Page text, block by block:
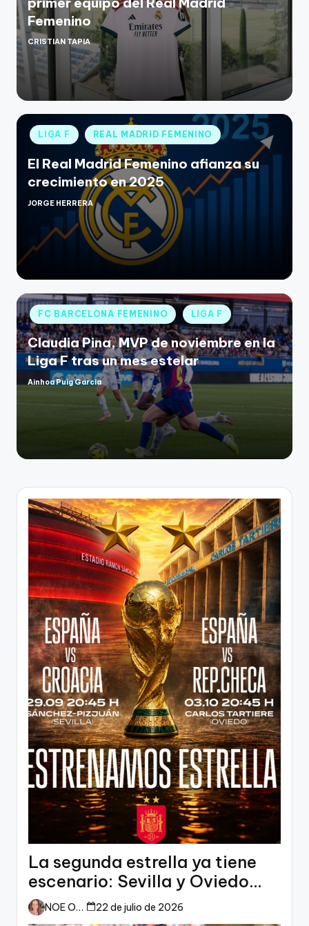
Femenino
CRISTIAN TAPIA
LIGA F REAL MADRID FEMENINO
El Real Madrid Femenino afianza su
crecimiento en 2025
JORGE HERRERA
FC BARCELONA FEMENINO LIGA F
Claudia Pina, MVP de noviembre en la
Liga F tras un mes estelar
Ainhoa Puig Garcia
La segunda estrella ya tiene
escenario: Sevilla y Oviedo
esperan a España
NOE ORTIZ 22 de julio de 2026